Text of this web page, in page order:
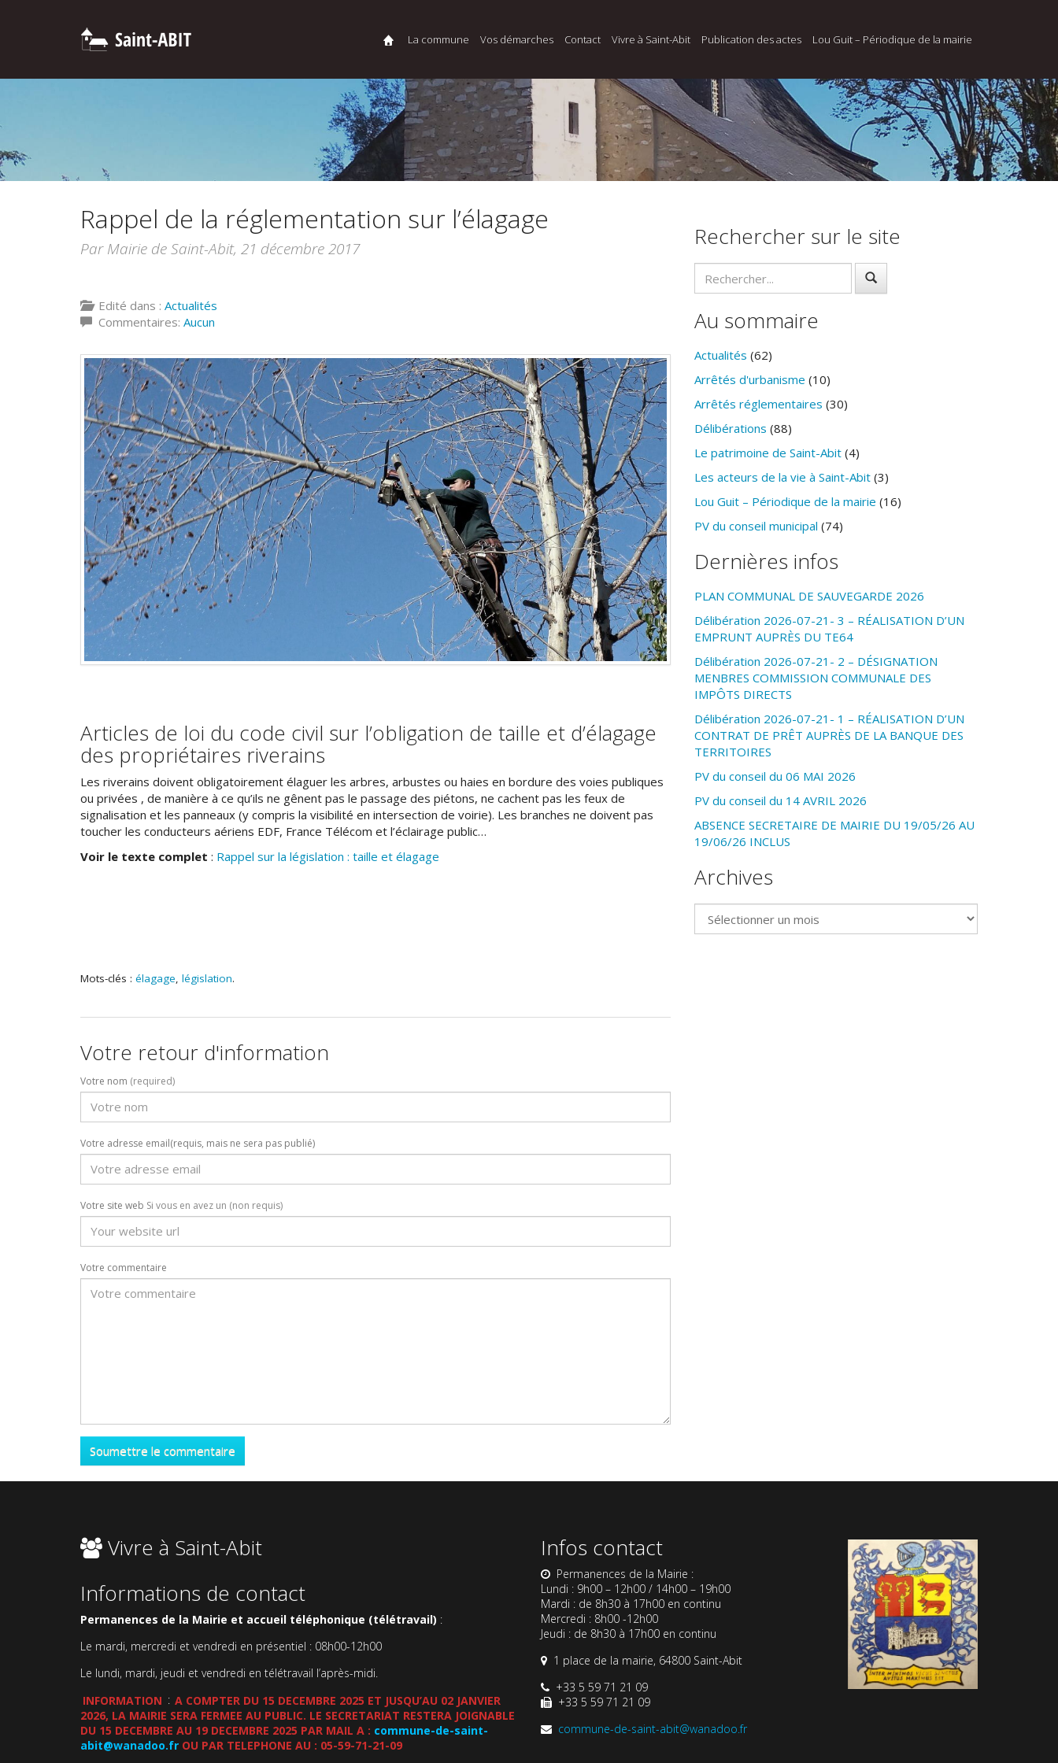
La commune Vos démarches Contact Vivre à Saint-Abit Publication des actes Lou Guit – Périodique de la mairie
Rappel de la réglementation sur l’élagage
Par Mairie de Saint-Abit, 21 décembre 2017
Edité dans : Actualités
Commentaires: Aucun
Articles de loi du code civil sur l’obligation de taille et d’élagage
des propriétaires riverains
Les riverains doivent obligatoirement élaguer les arbres, arbustes ou haies en bordure des voies publiques
ou privées , de manière à ce qu’ils ne gênent pas le passage des piétons, ne cachent pas les feux de
signalisation et les panneaux (y compris la visibilité en intersection de voirie). Les branches ne doivent pas
toucher les conducteurs aériens EDF, France Télécom et l’éclairage public…
Voir le texte complet : Rappel sur la législation : taille et élagage
Mots-clés : élagage, législation.
Votre retour d'information
Votre nom (required)
Votre adresse email(requis, mais ne sera pas publié)
Votre site web Si vous en avez un (non requis)
Votre commentaire
Rechercher sur le site
Au sommaire
Actualités (62)
Arrêtés d'urbanisme (10)
Arrêtés réglementaires (30)
Délibérations (88)
Le patrimoine de Saint-Abit (4)
Les acteurs de la vie à Saint-Abit (3)
Lou Guit – Périodique de la mairie (16)
PV du conseil municipal (74)
Dernières infos
PLAN COMMUNAL DE SAUVEGARDE 2026
Délibération 2026-07-21- 3 – RÉALISATION D’UN
EMPRUNT AUPRÈS DU TE64
Délibération 2026-07-21- 2 – DÉSIGNATION
MENBRES COMMISSION COMMUNALE DES
IMPÔTS DIRECTS
Délibération 2026-07-21- 1 – RÉALISATION D’UN
CONTRAT DE PRÊT AUPRÈS DE LA BANQUE DES
TERRITOIRES
PV du conseil du 06 MAI 2026
PV du conseil du 14 AVRIL 2026
ABSENCE SECRETAIRE DE MAIRIE DU 19/05/26 AU
19/06/26 INCLUS
Archives
Archives
Vivre à Saint-Abit
Informations de contact
Permanences de la Mairie et accueil téléphonique (télétravail) :
Le mardi, mercredi et vendredi en présentiel : 08h00-12h00
Le lundi, mardi, jeudi et vendredi en télétravail l’après-midi.
INFORMATION : A COMPTER DU 15 DECEMBRE 2025 ET JUSQU’AU 02 JANVIER
2026, LA MAIRIE SERA FERMEE AU PUBLIC. LE SECRETARIAT RESTERA JOIGNABLE
DU 15 DECEMBRE AU 19 DECEMBRE 2025 PAR MAIL A : commune-de-saint-
abit@wanadoo.fr OU PAR TELEPHONE AU : 05-59-71-21-09
Infos contact
Permanences de la Mairie :
Lundi : 9h00 – 12h00 / 14h00 – 19h00
Mardi : de 8h30 à 17h00 en continu
Mercredi : 8h00 -12h00
Jeudi : de 8h30 à 17h00 en continu
1 place de la mairie, 64800 Saint-Abit
+33 5 59 71 21 09
+33 5 59 71 21 09
commune-de-saint-abit@wanadoo.fr